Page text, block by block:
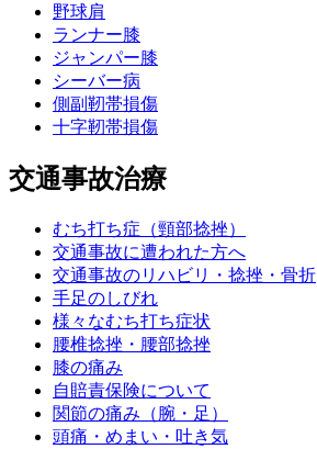
野球肩
ランナー膝
ジャンパー膝
シーバー病
側副靭帯損傷
十字靭帯損傷
交通事故治療
むち打ち症（頸部捻挫）
交通事故に遭われた方へ
交通事故のリハビリ・捻挫・骨折
手足のしびれ
様々なむち打ち症状
腰椎捻挫・腰部捻挫
膝の痛み
自賠責保険について
関節の痛み（腕・足）
頭痛・めまい・吐き気